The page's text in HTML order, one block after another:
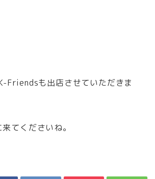
Friendsも出店させていただきま
てくださいね。